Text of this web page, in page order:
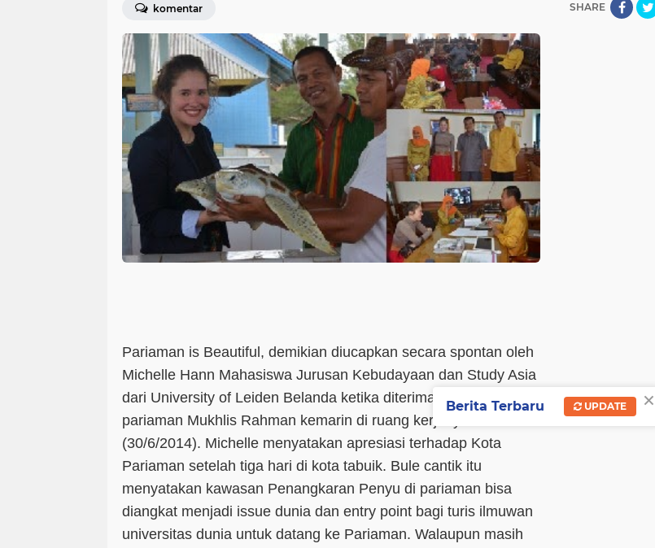
komentar SHARE
Pariaman is Beautiful, demikian diucapkan secara spontan oleh
Michelle Hann Mahasiswa Jurusan Kebudayaan dan Study Asia
dari University of Leiden Belanda ketika diterima oleh Walikota
pariaman Mukhlis Rahman kemarin di ruang kerjanya
(30/6/2014). Michelle menyatakan apresiasi terhadap Kota
Pariaman setelah tiga hari di kota tabuik. Bule cantik itu
menyatakan kawasan Penangkaran Penyu di pariaman bisa
diangkat menjadi issue dunia dan entry point bagi turis ilmuwan
universitas dunia untuk datang ke Pariaman. Walaupun masih
×
Berita Terbaru UPDATE